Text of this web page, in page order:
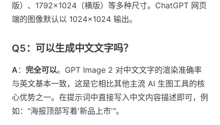
版）、1792×1024（横版）等多种尺寸。ChatGPT 网页
端的图像默认以 1024×1024 输出。
Q5：可以生成中文文字吗？
A ： 完全可以。GPT Image 2 对中文文字的渲染准确率
与英文基本一致，这是它相比其他主流 AI 生图工具的核
心优势之一。在提示词中直接写入中文内容描述即可，例
如："海报顶部写着'新品上市'"。